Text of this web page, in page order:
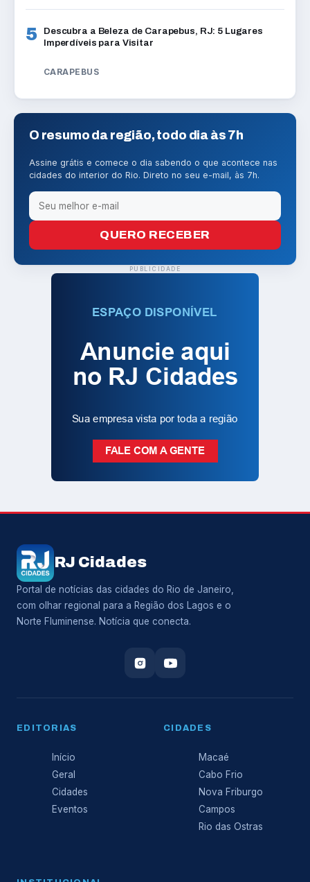
5
Descubra a Beleza de Carapebus, RJ: 5 Lugares
Imperdíveis para Visitar
CARAPEBUS
O resumo da região, todo dia às 7h
Assine grátis e comece o dia sabendo o que acontece nas
cidades do interior do Rio. Direto no seu e-mail, às 7h.
QUERO RECEBER
PUBLICIDADE
RJ Cidades
Portal de notícias das cidades do Rio de Janeiro,
com olhar regional para a Região dos Lagos e o
Norte Fluminense. Notícia que conecta.
EDITORIAS
Início
Geral
Cidades
Eventos
CIDADES
Macaé
Cabo Frio
Nova Friburgo
Campos
Rio das Ostras